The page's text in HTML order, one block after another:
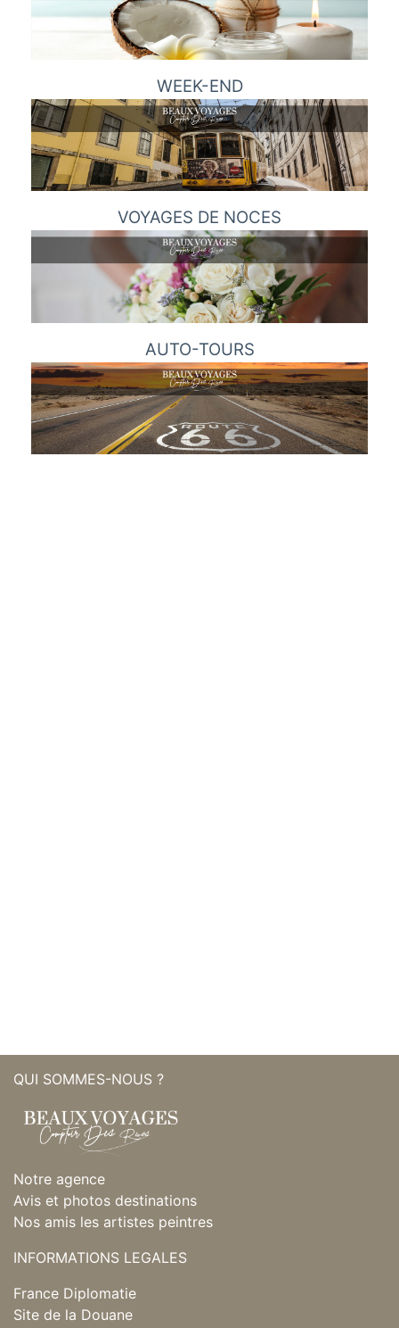
WEEK-END
VOYAGES DE NOCES
AUTO-TOURS
QUI SOMMES-NOUS ?
Notre agence
Avis et photos destinations
Nos amis les artistes peintres
INFORMATIONS LEGALES
France Diplomatie
Site de la Douane